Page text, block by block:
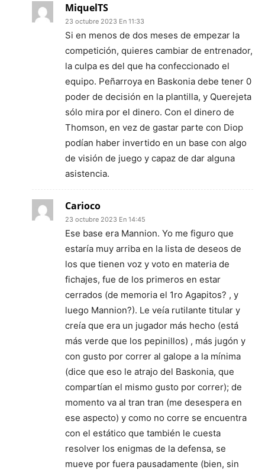
MiquelTS
23 octubre 2023 En 11:33
Si en menos de dos meses de empezar la
competición, quieres cambiar de entrenador,
la culpa es del que ha confeccionado el
equipo. Peñarroya en Baskonia debe tener 0
poder de decisión en la plantilla, y Querejeta
sólo mira por el dinero. Con el dinero de
Thomson, en vez de gastar parte con Diop
podían haber invertido en un base con algo
de visión de juego y capaz de dar alguna
asistencia.
Carioco
23 octubre 2023 En 14:45
Ese base era Mannion. Yo me figuro que
estaría muy arriba en la lista de deseos de
los que tienen voz y voto en materia de
fichajes, fue de los primeros en estar
cerrados (de memoria el 1ro Agapitos? , y
luego Mannion?). Le veía rutilante titular y
creía que era un jugador más hecho (está
más verde que los pepinillos) , más jugón y
con gusto por correr al galope a la mínima
(dice que eso le atrajo del Baskonia, que
compartían el mismo gusto por correr); de
momento va al tran tran (me desespera en
ese aspecto) y como no corre se encuentra
con el estático que también le cuesta
resolver los enigmas de la defensa, se
mueve por fuera pausadamente (bien, sin